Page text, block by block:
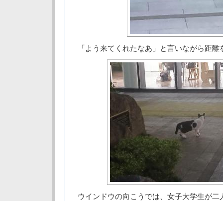
「よう来てくれたなあ」と言いながら距離
ウインドウの向こうでは、女子大学生が二